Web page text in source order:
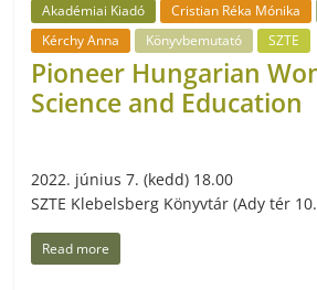
Akadémiai Kiadó Cristian Réka Mónika
Kérchy Anna
Könyvbemutató SZTE
Pioneer Hungarian
Science and Education
2022. június 7. (kedd) 18.00
SZTE Klebelsberg Könyvtár (Ady tér
Read more